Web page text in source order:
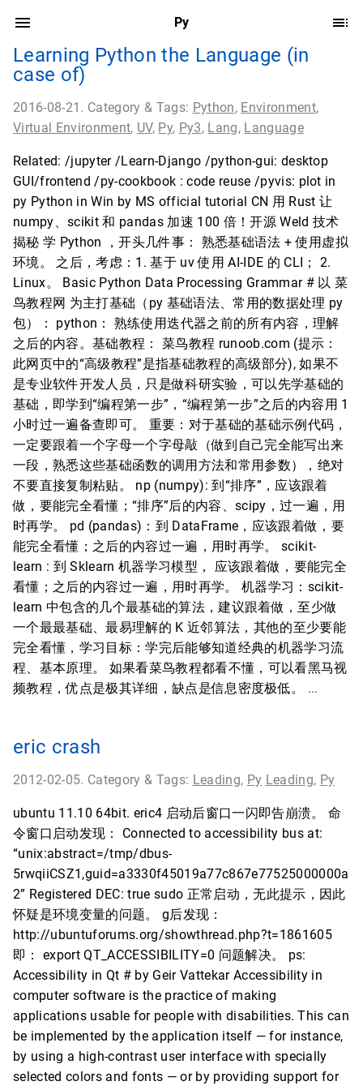
Py
Learning Python the Language (in
case of)
2016-08-21. Category & Tags: Python, Environment,
Virtual Environment, UV, Py, Py3, Lang, Language
Related: /jupyter /Learn-Django /python-gui: desktop
GUI/frontend /py-cookbook : code reuse /pyvis: plot in
py Python in Win by MS official tutorial CN 用 Rust 让
numpy、scikit 和 pandas 加速 100 倍！开源 Weld 技术
揭秘 学 Python ，开头几件事： 熟悉基础语法 + 使用虚拟
环境。 之后，考虑：1. 基于 uv 使用 AI-IDE 的 CLI； 2.
Linux。 Basic Python Data Processing Grammar # 以 菜
鸟教程网 为主打基础（py 基础语法、常用的数据处理 py
包）： python： 熟练使用迭代器之前的所有内容，理解
之后的内容。基础教程： 菜鸟教程 runoob.com (提示：
此网页中的“高级教程”是指基础教程的高级部分), 如果不
是专业软件开发人员，只是做科研实验，可以先学基础的
基础，即学到“编程第一步”，“编程第一步”之后的内容用 1
小时过一遍备查即可。 重要：对于基础的基础示例代码，
一定要跟着一个字母一个字母敲（做到自己完全能写出来
一段，熟悉这些基础函数的调用方法和常用参数），绝对
不要直接复制粘贴。 np (numpy): 到“排序”，应该跟着
做，要能完全看懂；“排序”后的内容、scipy，过一遍，用
时再学。 pd (pandas)：到 DataFrame，应该跟着做，要
能完全看懂；之后的内容过一遍，用时再学。 scikit-
learn : 到 Sklearn 机器学习模型， 应该跟着做，要能完全
看懂；之后的内容过一遍，用时再学。 机器学习：scikit-
learn 中包含的几个最基础的算法，建议跟着做，至少做
一个最最基础、最易理解的 K 近邻算法，其他的至少要能
完全看懂，学习目标：学完后能够知道经典的机器学习流
程、基本原理。 如果看菜鸟教程都看不懂，可以看黑马视
频教程，优点是极其详细，缺点是信息密度极低。 ...
eric crash
2012-02-05. Category & Tags: Leading, Py Leading, Py
ubuntu 11.10 64bit. eric4 启动后窗口一闪即告崩溃。 命
令窗口启动发现： Connected to accessibility bus at:
“unix:abstract=/tmp/dbus-
5rwqiiCSZ1,guid=a3330f45019a77c867e77525000000a
2” Registered DEC: true sudo 正常启动，无此提示，因此
怀疑是环境变量的问题。 g后发现：
http://ubuntuforums.org/showthread.php?t=1861605
即： export QT_ACCESSIBILITY=0 问题解决。 ps:
Accessibility in Qt # by Geir Vattekar Accessibility in
computer software is the practice of making
applications usable for people with disabilities. This can
be implemented by the application itself — for instance,
by using a high-contrast user interface with specially
selected colors and fonts — or by providing support for